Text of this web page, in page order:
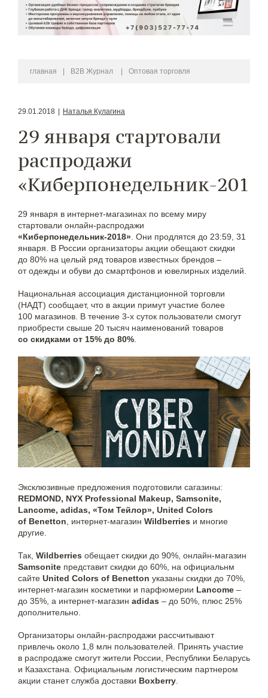
главная B2B Журнал Оптовая торговля
29.01.2018 Наталья Кулагина
29 января стартовали
распродажи
«Киберпонедельник-
29 января в интернет-магазинах по всему миру
стартовали онлайн-распродажи
«Киберпонедельник-2018» . Они продлятся до 23:59, 31
января. В России организаторы акции обещают скидки
до 80% на целый ряд товаров известных брендов –
от одежды и обуви до смартфонов и ювелирных изделий.
Национальная ассоциация дистанционной торговли
(НАДТ) сообщает, что в акции примут участие более
100 магазинов. В течение 3-х суток пользователи смогут
приобрести свыше 20 тысяч наименований товаров
со скидками от 15% до 80%
Эксклюзивные предложения подготовили сагазины:
REDMOND, NYX Professional Makeup, Samsonite,
Lancome, adidas, «Том Тейлор», United Colors
of Benetton, интернет-магазин Wildberries и многие
другие.
Так, Wildberries обещает скидки до 90%, онлайн-магазин
Samsonite представит скидки до 60%, на официальнм
сайте United Colors of Benetton указаны скидки до 70%,
интернет-магазин косметики и парфюмерии Lancome –
до 35%, а интернет-магазин adidas – до 50%, плюс 25%
дополнительно.
Организаторы онлайн-распродажи рассчитывают
привлечь около 1,8 млн пользователей. Принять участие
в распродаже смогут жители России, Республики Беларусь
и Казахстана. Официальным логистическим партнером
акции станет служба доставки Boxberry.